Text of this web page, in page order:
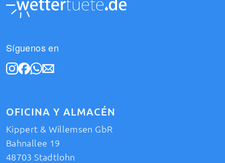
Síguenos en
OFICINA Y ALMACÉN
Kippert & Willemsen GbR
Bahnallee 19
48703 Stadtlohn